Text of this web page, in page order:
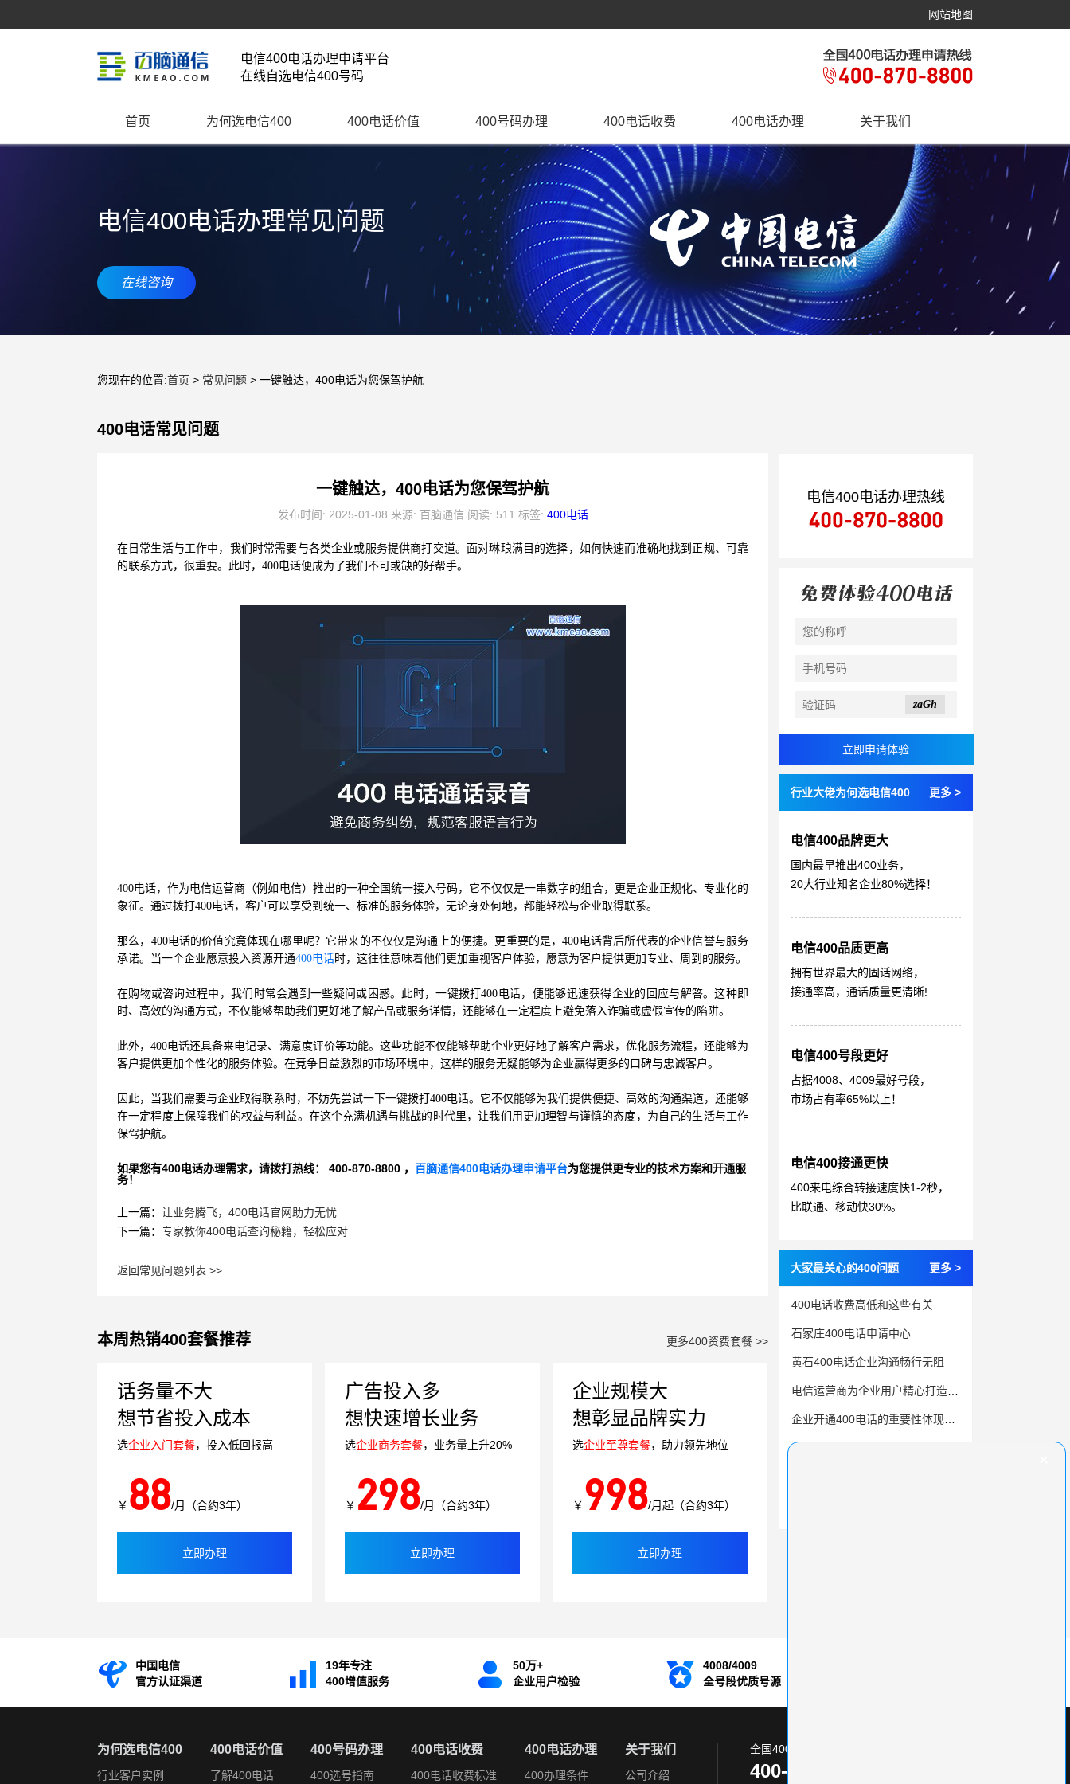
网站地图
电信400电话办理申请平台
在线自选电信400号码
首页 为何选电信400 400电话价值 400号码办理 400电话收费 400电话办理 关于我们
电信400电话办理常见问题
在线咨询
您现在的位置:首页 > 常见问题 > 一键触达，400电话为您保驾护航
400电话常见问题
一键触达，400电话为您保驾护航
发布时间: 2025-01-08 来源: 百脑通信 阅读: 511 标签: 400电话
在日常生活与工作中，我们时常需要与各类企业或服务提供商打交道。面对琳琅满目的选择，如何快速而准确地找到正规、可靠
的联系方式，很重要。此时，400电话便成为了我们不可或缺的好帮手。
400电话，作为电信运营商（例如电信）推出的一种全国统一接入号码，它不仅仅是一串数字的组合，更是企业正规化、专业化的
象征。通过拨打400电话，客户可以享受到统一、标准的服务体验，无论身处何地，都能轻松与企业取得联系。
那么，400电话的价值究竟体现在哪里呢？它带来的不仅仅是沟通上的便捷。更重要的是，400电话背后所代表的企业信誉与服务
承诺。当一个企业愿意投入资源开通400电话时，这往往意味着他们更加重视客户体验，愿意为客户提供更加专业、周到的服务。
在购物或咨询过程中，我们时常会遇到一些疑问或困惑。此时，一键拨打400电话，便能够迅速获得企业的回应与解答。这种即
时、高效的沟通方式，不仅能够帮助我们更好地了解产品或服务详情，还能够在一定程度上避免落入诈骗或虚假宣传的陷阱。
此外，400电话还具备来电记录、满意度评价等功能。这些功能不仅能够帮助企业更好地了解客户需求，优化服务流程，还能够为
客户提供更加个性化的服务体验。在竞争日益激烈的市场环境中，这样的服务无疑能够为企业赢得更多的口碑与忠诚客户。
因此，当我们需要与企业取得联系时，不妨先尝试一下一键拨打400电话。它不仅能够为我们提供便捷、高效的沟通渠道，还能够
在一定程度上保障我们的权益与利益。在这个充满机遇与挑战的时代里，让我们用更加理智与谨慎的态度，为自己的生活与工作
保驾护航。
如果您有400电话办理需求，请拨打热线： 400-870-8800 ， 百脑通信400电话办理申请平台为您提供更专业的技术方案和开通服
务！
上一篇： 让业务腾飞，400电话官网助力无忧
下一篇： 专家教你400电话查询秘籍，轻松应对
返回常见问题列表 >>
本周热销400套餐推荐 更多400资费套餐 >>
话务量不大
想节省投入成本
选企业入门套餐，投入低回报高
￥ 88/月（合约3年）
立即办理
广告投入多
想快速增长业务
选企业商务套餐，业务量上升20%
￥ 298/月（合约3年）
立即办理
企业规模大
想彰显品牌实力
选企业至尊套餐，助力领先地位
￥ 998/月起（合约3年）
立即办理
电信400电话办理热线
zaGh
行业大佬为何选电信400 更多 >
电信400品牌更大
国内最早推出400业务，
20大行业知名企业80%选择！
电信400品质更高
拥有世界最大的固话网络，
接通率高，通话质量更清晰!
电信400号段更好
占据4008、4009最好号段，
市场占有率65%以上！
电信400接通更快
400来电综合转接速度快1-2秒，
比联通、移动快30%。
大家最关心的400问题 更多 >
400电话收费高低和这些有关
石家庄400电话申请中心
黄石400电话企业沟通畅行无阻
企业400电话办理实名认证
中国电信
官方认证渠道
19年专注
400增值服务
50万+
企业用户检验
4008/4009
全号段优质号源
为何选电信400
行业客户实例
400电话价值
了解400电话
400号码办理
400选号指南
400电话收费
400电话收费标准
400电话办理
400办理条件
关于我们
公司介绍
全国400电话服务热线:
400-870-8800